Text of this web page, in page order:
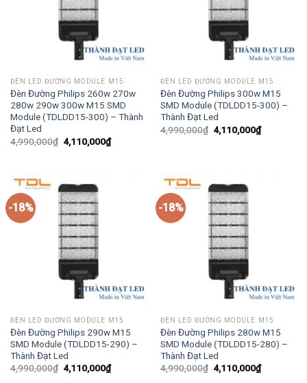
ĐÈN LED ĐƯỜNG MODULE M15
Đèn Đường Philips 260w 270w
280w 290w 300w M15 SMD
Module (TDLDD15-300) – Thành
Đạt Led
4,990,000₫ Giá
gốc
4,110,000₫Giá
hiện
ĐÈN LED ĐƯỜNG MODULE M15
Đèn Đường Philips 300w M15
SMD Module (TDLDD15-300) –
Thành Đạt Led
4,990,000₫ Giá
gốc
4,110,000₫Giá
hiện
-18%
ĐÈN LED ĐƯỜNG MODULE M15
Đèn Đường Philips 290w M15
SMD Module (TDLDD15-290) –
Thành Đạt Led
4,990,000₫ Giá
gốc
4,110,000₫Giá
hiện
-18%
ĐÈN LED ĐƯỜNG MODULE M15
Đèn Đường Philips 280w M15
SMD Module (TDLDD15-280) –
Thành Đạt Led
4,990,000₫ Giá
gốc
4,110,000₫Giá
hiện